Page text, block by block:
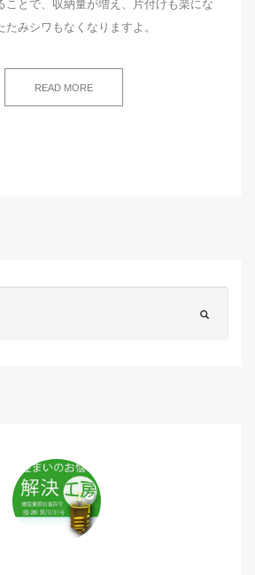
ことで、収納量が増え、片付けも楽にな
たみシワもなくなりますよ。
READ MORE